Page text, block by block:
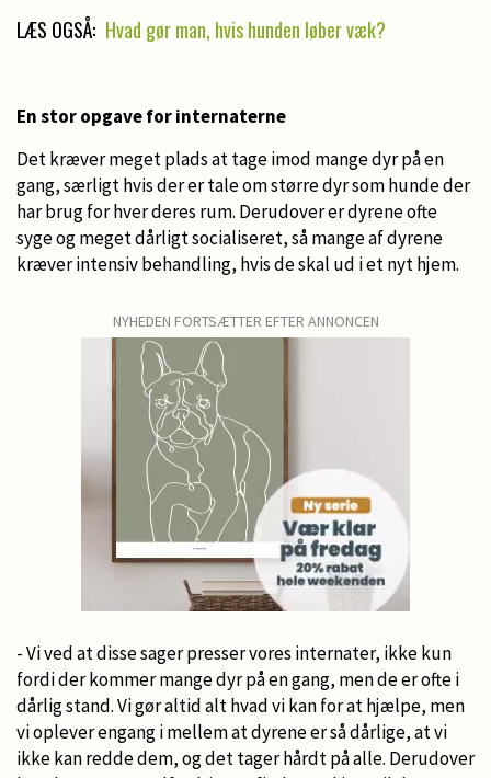
LÆS OGSÅ: Hvad gør man, hvis hunden løber væk?
En stor opgave for internaterne
Det kræver meget plads at tage imod mange dyr på en
gang, særligt hvis der er tale om større dyr som hunde der
har brug for hver deres rum. Derudover er dyrene ofte
syge og meget dårligt socialiseret, så mange af dyrene
kræver intensiv behandling, hvis de skal ud i et nyt hjem.
NYHEDEN FORTSÆTTER EFTER ANNONCEN
- Vi ved at disse sager presser vores internater, ikke kun
fordi der kommer mange dyr på en gang, men de er ofte i
dårlig stand. Vi gør altid alt hvad vi kan for at hjælpe, men
vi oplever engang i mellem at dyrene er så dårlige, at vi
ikke kan redde dem, og det tager hårdt på alle. Derudover